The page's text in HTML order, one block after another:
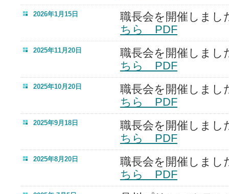
2026年1月15日
職長会を開催しまし
ちら PDF
2025年11月20日
職長会を開催しまし
ちら PDF
2025年10月20日
職長会を開催しまし
ちら PDF
2025年9月18日
職長会を開催しまし
ちら PDF
2025年8月20日
職長会を開催しまし
ちら PDF